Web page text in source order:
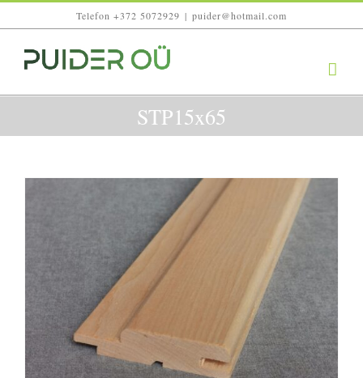
to
content
Telefon +372 5072929 | puider@hotmail.com
STP15x65